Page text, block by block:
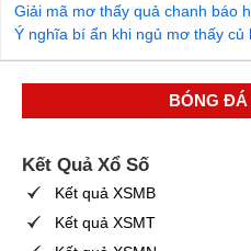
Giải mã mơ thấy quả chanh báo
Ý nghĩa bí ẩn khi ngủ mơ thấy củ
BÓNG ĐÁ
Kết Quả Xổ Số
Kết quả XSMB
Kết quả XSMT